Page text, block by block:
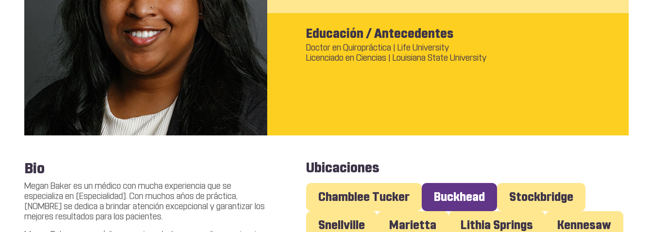
Educación / Antecedentes
Doctor en Quiropráctica | Life University
Licenciado en Ciencias | Louisiana State University
Bio
Megan Baker es un médico con mucha experiencia que se
especializa en [Especialidad]. Con muchos años de práctica,
[NOMBRE] se dedica a brindar atención excepcional y garantizar los
mejores resultados para los pacientes.
Ubicaciones
Chamblee Tucker Buckhead
Stockbridge
Snellville
Marietta Lithia Springs
Kennesaw